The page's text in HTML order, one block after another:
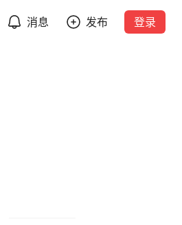
消息 发布 登录